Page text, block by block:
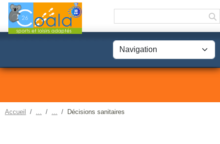
Accueil Décisions sanitaires
Panneau de gestion des cookies